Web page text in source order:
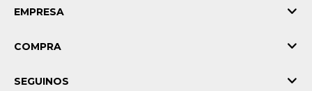
EMPRESA
COMPRA
SEGUINOS